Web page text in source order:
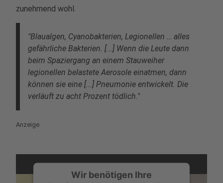
zunehmend wohl.
"Blaualgen, Cyanobakterien, Legionellen … alles
gefährliche Bakterien. [...] Wenn die Leute dann
beim Spaziergang an einem Stauweiher
legionellen belastete Aerosole einatmen, dann
können sie eine [...] Pneumonie entwickelt. Die
verläuft zu acht Prozent tödlich."
Anzeige
Wir benötigen Ihre